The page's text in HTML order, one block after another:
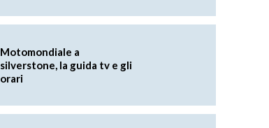
Motomondiale a
silverstone, la guida tv e gli
orari